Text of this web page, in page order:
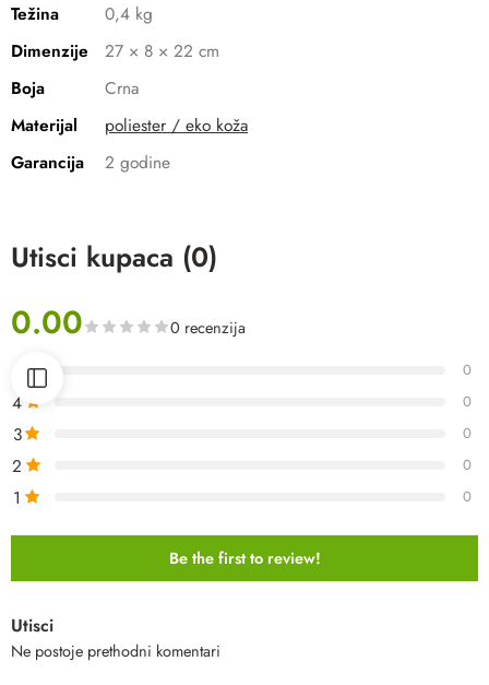
Težina
0,4 kg
Dimenzije
27 × 8 × 22 cm
Boja
Crna
Materijal
poliester / eko koža
Garancija
2 godine
Utisci kupaca (0)
0.00 0 recenzija
0
4 0
3 0
2 0
1 0
Be the first to review!
Utisci
Ne postoje prethodni komentari